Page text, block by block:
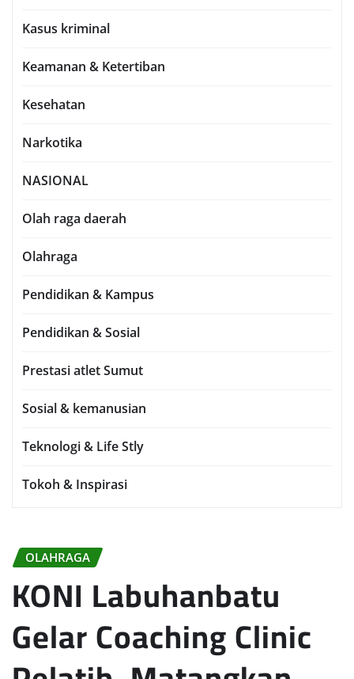
Kasus kriminal
Keamanan & Ketertiban
Kesehatan
Narkotika
NASIONAL
Olah raga daerah
Olahraga
Pendidikan & Kampus
Pendidikan & Sosial
Prestasi atlet Sumut
Sosial & kemanusian
Teknologi & Life Stly
Tokoh & Inspirasi
OLAHRAGA
KONI Labuhanbatu
Gelar Coaching Clinic